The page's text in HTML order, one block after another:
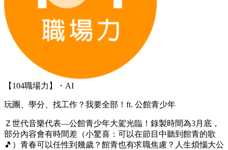
【104職場力】・AI
玩團、學分、找工作？我要全部！ft. 公館青少年
Ｚ世代音樂代表—公館青少年大駕光臨！錄製時間為3月底，
部分內容會有時間差（小驚喜：可以在節目中聽到館青的歌
🎵）青春可以任性到幾歲？館青也有求職焦慮？人生煩惱大公